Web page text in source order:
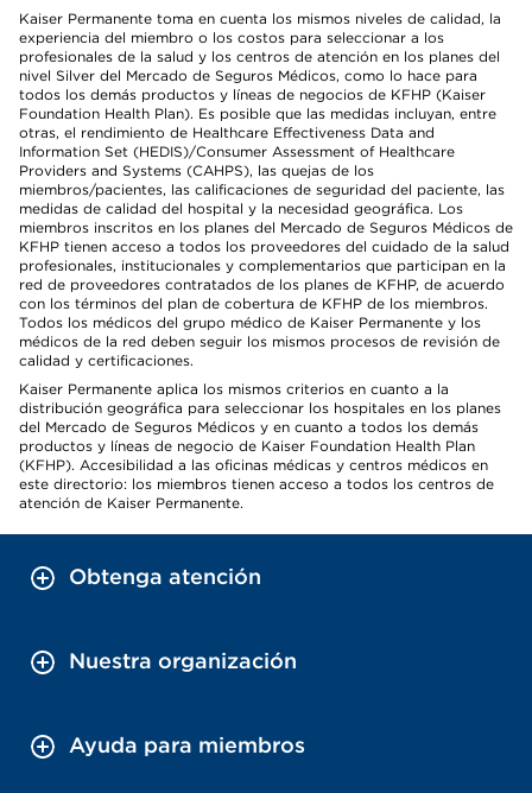
Kaiser Permanente toma en cuenta los mismos niveles de calidad, la
experiencia del miembro o los costos para seleccionar a los
profesionales de la salud y los centros de atención en los planes del
nivel Silver del Mercado de Seguros Médicos, como lo hace para
todos los demás productos y líneas de negocios de KFHP (Kaiser
Foundation Health Plan). Es posible que las medidas incluyan, entre
otras, el rendimiento de Healthcare Effectiveness Data and
Information Set (HEDIS)/Consumer Assessment of Healthcare
Providers and Systems (CAHPS), las quejas de los
miembros/pacientes, las calificaciones de seguridad del paciente, las
medidas de calidad del hospital y la necesidad geográfica. Los
miembros inscritos en los planes del Mercado de Seguros Médicos de
KFHP tienen acceso a todos los proveedores del cuidado de la salud
profesionales, institucionales y complementarios que participan en la
red de proveedores contratados de los planes de KFHP, de acuerdo
con los términos del plan de cobertura de KFHP de los miembros.
Todos los médicos del grupo médico de Kaiser Permanente y los
médicos de la red deben seguir los mismos procesos de revisión de
calidad y certificaciones.
Kaiser Permanente aplica los mismos criterios en cuanto a la
distribución geográfica para seleccionar los hospitales en los planes
del Mercado de Seguros Médicos y en cuanto a todos los demás
productos y líneas de negocio de Kaiser Foundation Health Plan
(KFHP). Accesibilidad a las oficinas médicas y centros médicos en
este directorio: los miembros tienen acceso a todos los centros de
atención de Kaiser Permanente.
Obtenga atención
Nuestra organización
Ayuda para miembros